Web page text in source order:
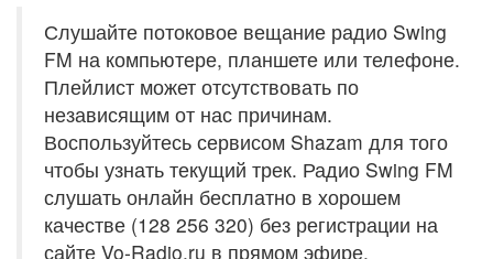
Слушайте потоковое вещание радио Swing
FM на компьютере, планшете или телефоне.
Плейлист может отсутствовать по
независящим от нас причинам.
Воспользуйтесь сервисом Shazam для того
чтобы узнать текущий трек. Радио Swing FM
слушать онлайн бесплатно в хорошем
качестве (128 256 320) без регистрации на
сайте Vo-Radio.ru в прямом эфире.